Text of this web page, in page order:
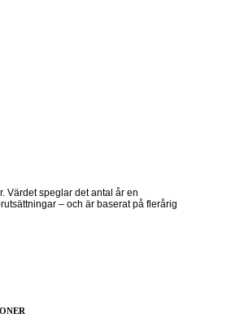
Värdet speglar det antal år en
– och är baserat på flerårig